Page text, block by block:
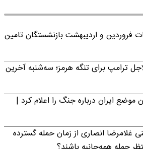
فروردین و اردیبهشت بازنشستگان تامین
ترامپ برای تنگه هرمز؛ سه‌شنبه آخرین
ایران درباره جنگ را اعلام کرد |
انصاری از زمان حمله گسترده